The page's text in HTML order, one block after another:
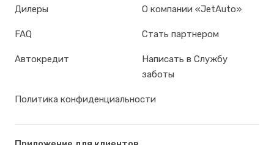
Дилеры О компании «JetAuto»
FAQ Стать партнером
Автокредит
Написать в Службу
заботы
Политика конфиденциальности